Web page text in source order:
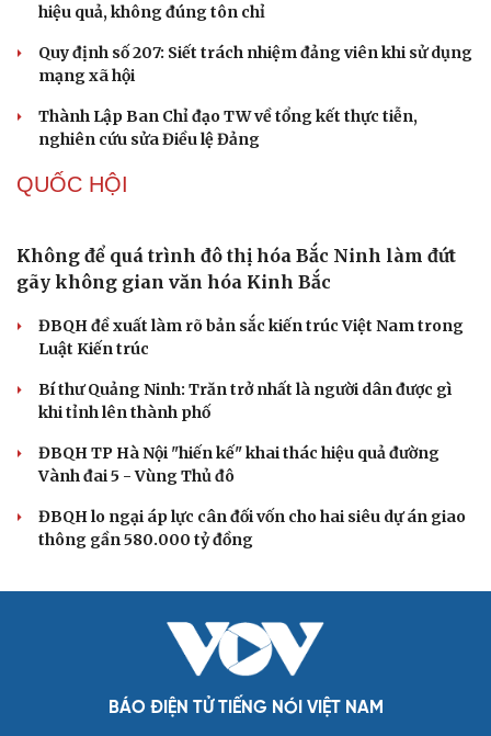
Cải chính
hiệu quả, không đúng tôn chỉ
Quy định số 207: Siết trách nhiệm đảng viên khi sử dụng
mạng xã hội
Thành Lập Ban Chỉ đạo TW về tổng kết thực tiễn,
nghiên cứu sửa Điều lệ Đảng
QUỐC HỘI
Không để quá trình đô thị hóa Bắc Ninh làm đứt
gãy không gian văn hóa Kinh Bắc
ĐBQH đề xuất làm rõ bản sắc kiến trúc Việt Nam trong
Luật Kiến trúc
Bí thư Quảng Ninh: Trăn trở nhất là người dân được gì
khi tỉnh lên thành phố
ĐBQH TP Hà Nội "hiến kế" khai thác hiệu quả đường
Vành đai 5 - Vùng Thủ đô
ĐBQH lo ngại áp lực cân đối vốn cho hai siêu dự án giao
thông gần 580.000 tỷ đồng
BÁO ĐIỆN TỬ TIẾNG NÓI VIỆT NAM